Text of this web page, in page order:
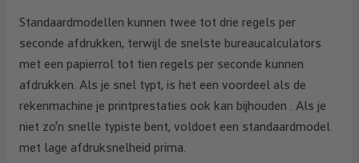
Standaardmodellen kunnen twee tot drie regels per
seconde afdrukken, terwijl de snelste bureaucalculators
met een papierrol tot tien regels per seconde kunnen
afdrukken. Als je snel typt, is het een voordeel als de
rekenmachine je printprestaties ook kan bijhouden . Als je
niet zo'n snelle typiste bent, voldoet een standaardmodel
met lage afdruksnelheid prima.